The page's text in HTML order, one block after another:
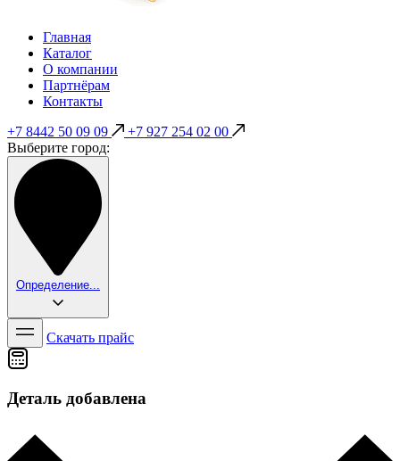
Главная
Каталог
О компании
Партнёрам
Контакты
+7 8442 50 09 09
+7 927 254 02 00
Выберите город:
Определение...
Скачать прайс
Деталь добавлена